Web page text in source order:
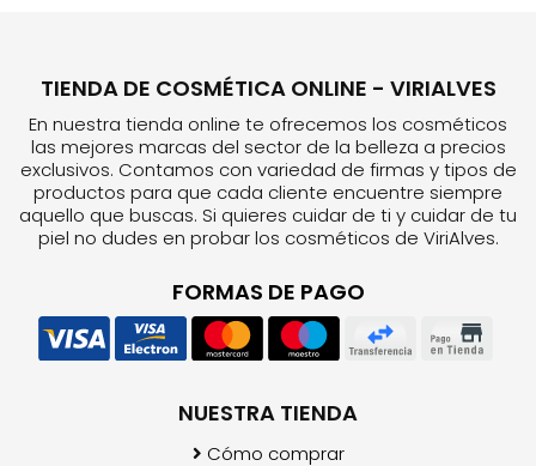
TIENDA DE COSMÉTICA ONLINE - VIRIALVES
En nuestra tienda online te ofrecemos los cosméticos
las mejores marcas del sector de la belleza a precios
exclusivos. Contamos con variedad de firmas y tipos de
productos para que cada cliente encuentre siempre
aquello que buscas. Si quieres cuidar de ti y cuidar de tu
piel no dudes en probar los cosméticos de ViriAlves.
FORMAS DE PAGO
NUESTRA TIENDA
Cómo comprar